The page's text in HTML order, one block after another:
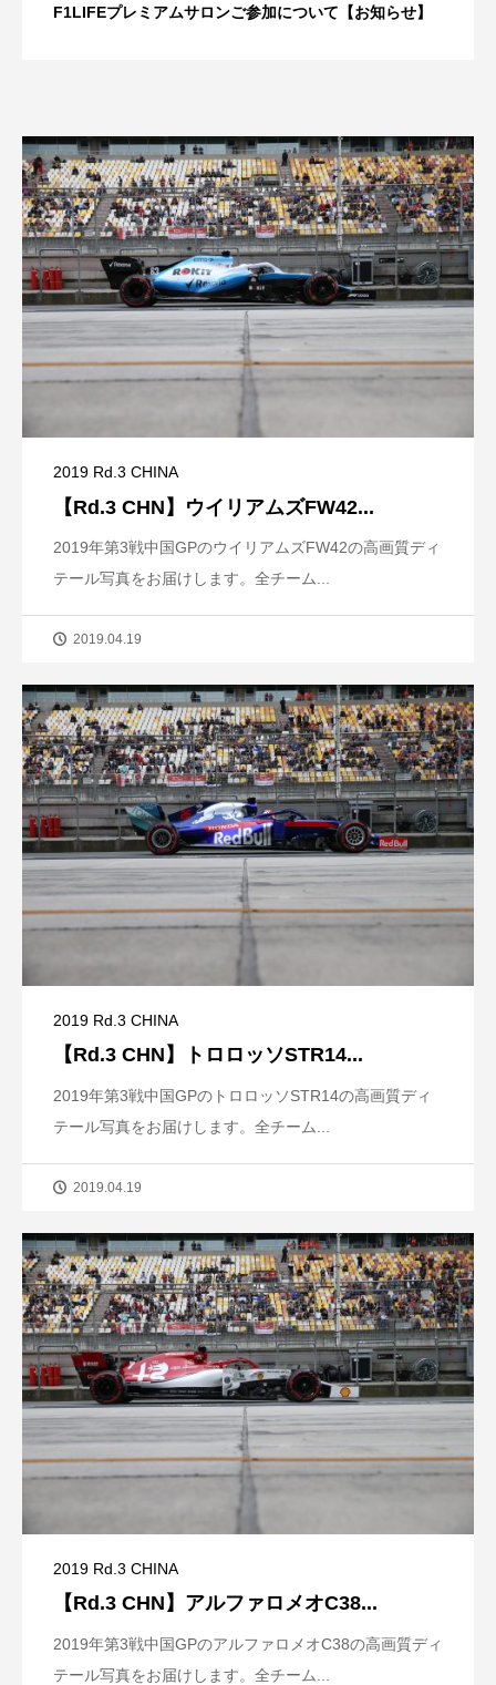
F1LIFEプレミアムサロンご参加について【お知らせ】
2019 Rd.3 CHINA
【Rd.3 CHN】ウイリアムズFW42...
2019年第3戦中国GPのウイリアムズFW42の高画質ディ
テール写真をお届けします。全チーム...
2019.04.19
2019 Rd.3 CHINA
【Rd.3 CHN】トロロッソSTR14...
2019年第3戦中国GPのトロロッソSTR14の高画質ディ
テール写真をお届けします。全チーム...
2019.04.19
2019 Rd.3 CHINA
【Rd.3 CHN】アルファロメオC38...
2019年第3戦中国GPのアルファロメオC38の高画質ディ
テール写真をお届けします。全チーム...